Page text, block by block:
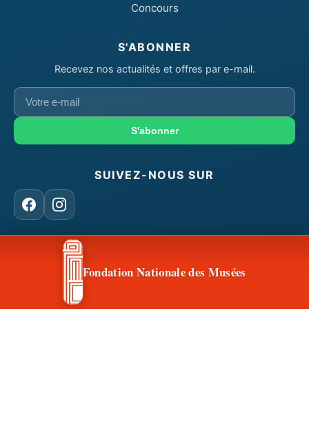
Concours
S'ABONNER
Recevez nos actualités et offres par e-mail.
Votre
e-
S'abonner
SUIVEZ-NOUS SUR
FacebookInstagram
CONTACT & ACCÈSFondation Nationale des Musées